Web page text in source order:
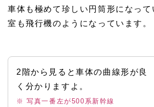
車体も極めて珍しい円筒形になって
室も飛行機のようになっています。
2階から見ると車体の曲線形が良
く分かりますよ。
※ 写真一番左が500系新幹線